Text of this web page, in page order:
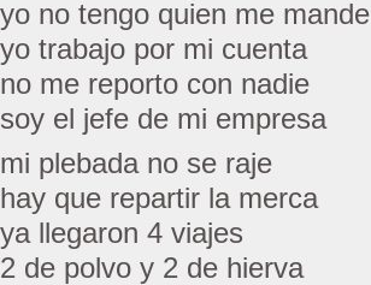
yo no tengo quien me mande
yo trabajo por mi cuenta
no me reporto con nadie
soy el jefe de mi empresa
mi plebada no se raje
hay que repartir la merca
ya llegaron 4 viajes
2 de polvo y 2 de hierva